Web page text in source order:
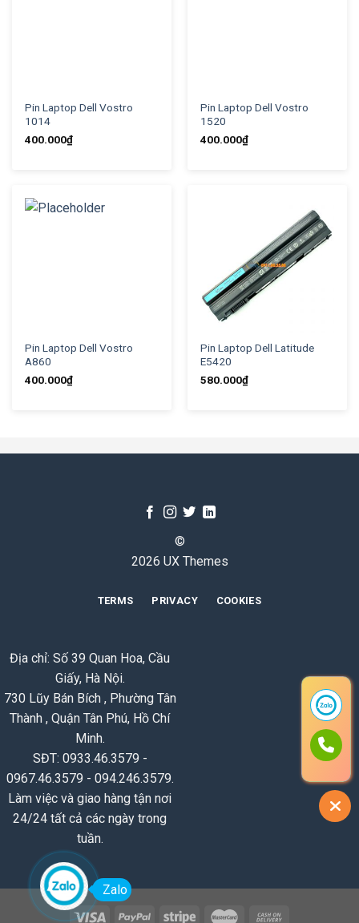
Pin Laptop Dell Vostro
1014
400.000₫
Pin Laptop Dell Vostro
1520
400.000₫
Pin Laptop Dell Vostro
A860
400.000₫
Pin Laptop Dell Latitude
E5420
580.000₫
©
2026 UX Themes
TERMS PRIVACY COOKIES
Địa chỉ: Số 39 Quan Hoa, Cầu
Giấy, Hà Nội.
730 Lũy Bán Bích , Phường Tân
Thành , Quận Tân Phú, Hồ Chí
Minh.
SĐT: 0933.46.3579 -
0967.46.3579 - 094.246.3579.
Làm việc và giao hàng tận nơi
24/24 tất cả các ngày trong
tuần.
Zalo